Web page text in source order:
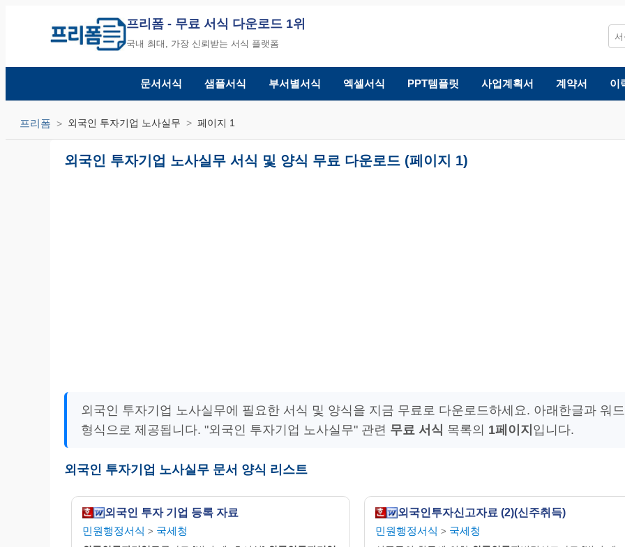
프리폼 - 무료 서식 다운로드 1위
국내 최대, 가장 신뢰받는 서식 플랫폼
문서서식 샘플서식 부서별서식 엑셀서식 PPT템플릿 사업계획서 계약서 이
프리폼 외국인 투자기업 노사실무 페이지 1
외국인 투자기업 노사실무 서식 및 양식 무료 다운로드 (페이지 1)
외국인 투자기업 노사실무에 필요한 서식 및 양식을 지금 무료로 다운로드하세요. 아래한글과 워드
형식으로 제공됩니다. "외국인 투자기업 노사실무" 관련 무료 서식 목록의 1페이지 입니다.
외국인 투자기업 노사실무 문서 양식 리스트
외국인 투자 기업 등록 자료
민원행정서식 > 국세청
외국인투자신고자료 (2)(신주취득)
민원행정서식 > 국세청